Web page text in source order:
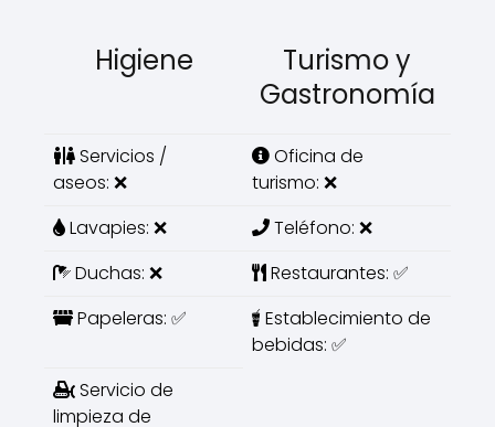
Higiene
Turismo y
Gastronomía
Servicios /
aseos: ❌
Oficina de
turismo: ❌
Lavapies: ❌
Teléfono: ❌
Duchas: ❌
Restaurantes: ✅
Papeleras: ✅
Establecimiento de
bebidas: ✅
Servicio de
limpieza de